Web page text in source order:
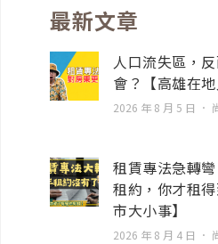
b
o
o
k
e
a
m
最新文章
人口流失區，
會？【高雄在地
2026 年 8 月 5 日
租賃專法急轉
租約，你才租
市大小事】
2026 年 8 月 4 日